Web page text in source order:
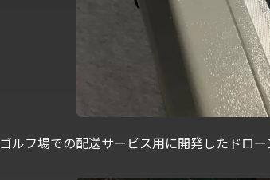
ルフ場での配送サービス用に開発したドロー